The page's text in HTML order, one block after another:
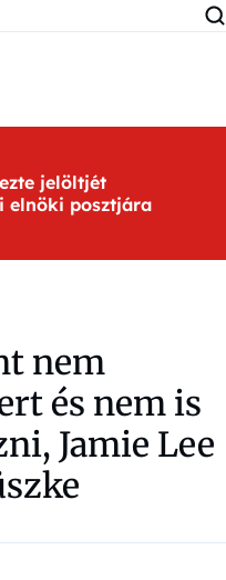
jelöltjét
elnöki posztjára
nem
és nem is
Jamie Lee